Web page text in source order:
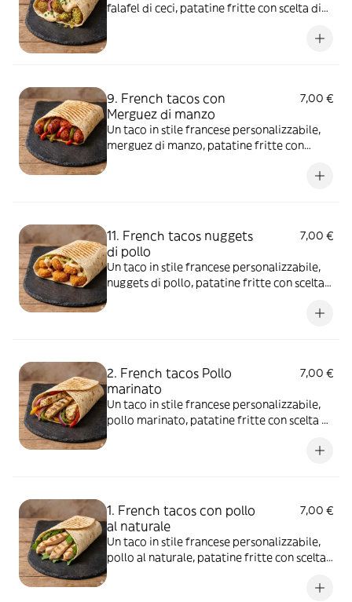
falafel di ceci, patatine fritte con scelta di
9. French tacos con
Merguez di manzo
7,00 €
Un taco in stile francese personalizzabile,
merguez di manzo, patatine fritte con
11. French tacos nuggets
di pollo
7,00 €
Un taco in stile francese personalizzabile,
nuggets di pollo, patatine fritte con scelta
2. French tacos Pollo
marinato
7,00 €
Un taco in stile francese personalizzabile,
pollo marinato, patatine fritte con scelta di
1. French tacos con pollo
al naturale
7,00 €
Un taco in stile francese personalizzabile,
pollo al naturale, patatine fritte con scelta